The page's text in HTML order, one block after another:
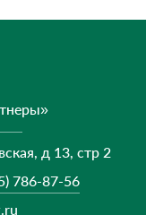
д 13, стр 2
786-87-56